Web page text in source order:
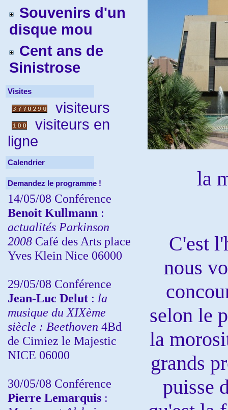
Souvenirs d'un
disque mou
Cent ans de
Sinistrose
Visites
visiteurs
visiteurs en
ligne
Calendrier
Demandez le programme !
14/05/08 Conférence
Benoit Kullmann :
actualités Parkinson
2008 Café des Arts place
Yves Klein Nice 06000
29/05/08 Conférence
Jean-Luc Delut : la
musique du XIXème
siècle : Beethoven 4Bd
de Cimiez le Majestic
NICE 06000
30/05/08 Conférence
Pierre Lemarquis :
la
C'est
nous
selon le
la
grands
puisse